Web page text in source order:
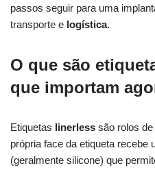
passos seguir para uma
transporte e logística.
O que são
que importam
Etiquetas linerless são rolos
própria face da etiqueta recebe
(geralmente silicone) que